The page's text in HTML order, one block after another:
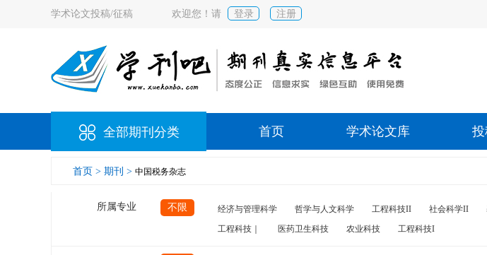
学术论文投稿/征稿 欢迎您！请 登录 注册
全部期刊分类 首页 学术论文库
首页 > 期刊 > 中国税务杂志
所属专业 不限 经济与管理科学 哲学与人文科学 工程科技II 社会科学II
工程科技｜
医药卫生科技 农业科技 工程科技I